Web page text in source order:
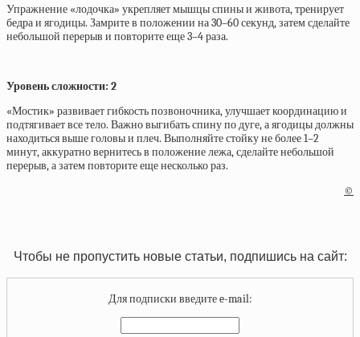
Упражнение «лодочка» укрепляет мышцы спины и живота, тренирует
бедра и ягодицы. Замрите в положении на 30–60 секунд, затем сделайте
небольшой перерыв и повторите еще 3–4 раза.
Уровень сложности: 2
«Мостик» развивает гибкость позвоночника, улучшает координацию и
подтягивает все тело. Важно выгибать спину по дуге, а ягодицы должны
находиться выше головы и плеч. Выполняйте стойку не более 1–2
минут, аккуратно вернитесь в положение лежа, сделайте небольшой
перерыв, а затем повторите еще несколько раз.
©
Чтобы не пропустить новые статьи, подпишись на сайт:
Для подписки введите e-mail: